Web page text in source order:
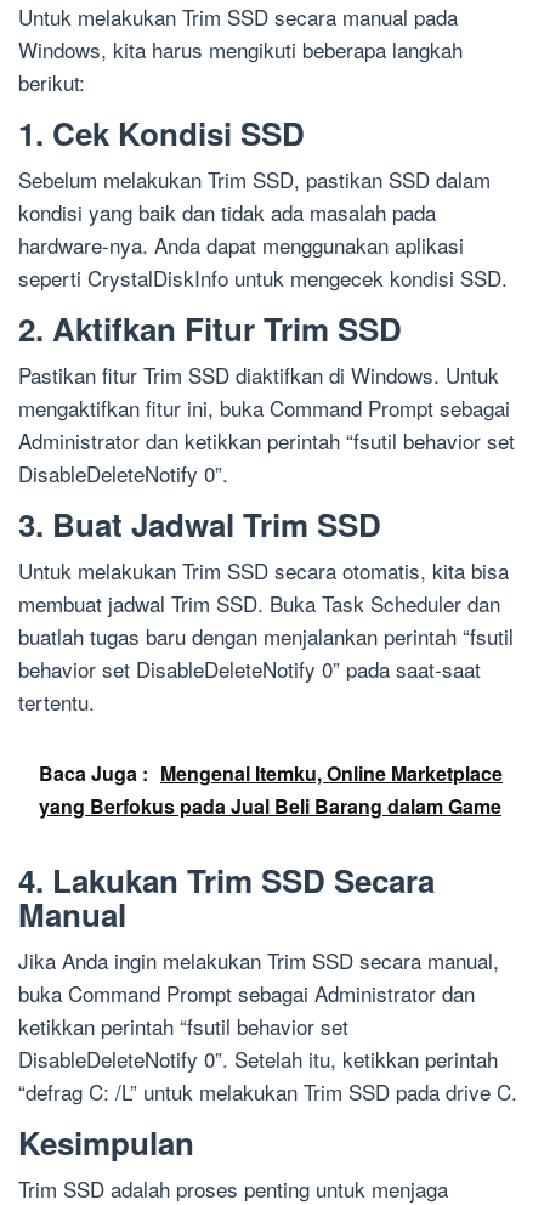
Untuk melakukan Trim SSD secara manual pada
Windows, kita harus mengikuti beberapa langkah
berikut:
1. Cek Kondisi SSD
Sebelum melakukan Trim SSD, pastikan SSD dalam
kondisi yang baik dan tidak ada masalah pada
hardware-nya. Anda dapat menggunakan aplikasi
seperti CrystalDiskInfo untuk mengecek kondisi SSD.
2. Aktifkan Fitur Trim SSD
Pastikan fitur Trim SSD diaktifkan di Windows. Untuk
mengaktifkan fitur ini, buka Command Prompt sebagai
Administrator dan ketikkan perintah “fsutil behavior set
DisableDeleteNotify 0”.
3. Buat Jadwal Trim SSD
Untuk melakukan Trim SSD secara otomatis, kita bisa
membuat jadwal Trim SSD. Buka Task Scheduler dan
buatlah tugas baru dengan menjalankan perintah “fsutil
behavior set DisableDeleteNotify 0” pada saat-saat
tertentu.
Baca Juga : Mengenal Itemku, Online Marketplace
yang Berfokus pada Jual Beli Barang dalam Game
4. Lakukan Trim SSD Secara
Manual
Jika Anda ingin melakukan Trim SSD secara manual,
buka Command Prompt sebagai Administrator dan
ketikkan perintah “fsutil behavior set
DisableDeleteNotify 0”. Setelah itu, ketikkan perintah
“defrag C: /L” untuk melakukan Trim SSD pada drive C.
Kesimpulan
Trim SSD adalah proses penting untuk menjaga